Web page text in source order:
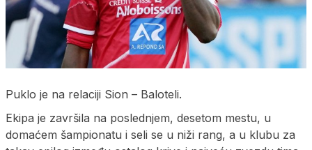
Puklo je na relaciji Sion – Baloteli.
Ekipa je završila na poslednjem, desetom mestu, u
domaćem šampionatu i seli se u niži rang, a u klubu za